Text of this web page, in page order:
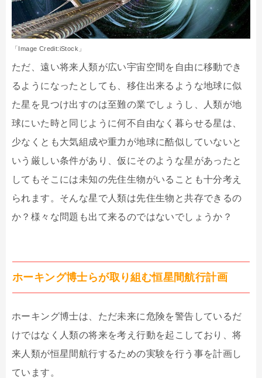
「Image Credit:iStock」
ただ、遠い将来人類が広い宇宙空間を自由に移動でき
るようになったとしても、移住出来るような地球に似
た星を見つけ出すのは至難の業でしょうし、人類が地
球にいた時と同じように何不自由なく暮らせる星は、
少なくとも大気組成や重力が地球に酷似していないと
いう厳しい条件があり、仮にそのような星があったと
してもそこには未知の先住生物がいることも十分考え
られます。そんな星で人類は先住生物と共存できるの
か？様々な問題も出て来るのではないでしょうか？
ホーキング博士らが取り組む恒星間航行計画
ホーキング博士は、ただ未来に危険を警告しているだ
けではなく人類の将来を考え行動を起こしており、将
来人類が恒星間航行するための実験を行う事を計画し
ています。